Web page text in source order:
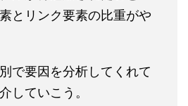
とリンク要素の比重がや
で要因を分析してくれて
していこう。